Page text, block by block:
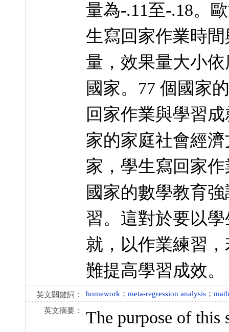
量為-.11至-.18。
生寫回家作業時
量，效果量大小
國家。77 個國家
回家作業與學習
家的家庭社會經
家，學生寫回家
國家的數學教育
習。這對於要以
就，以作業練習
難提高學習成效。
英文關鍵詞： homework ； meta-regression analysis ；
英文摘要：
The purpose of this